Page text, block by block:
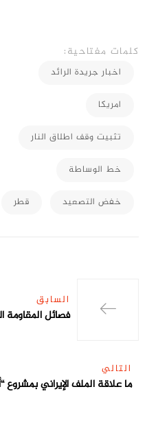
كلمات مفتاحية:
اخبار جريدة الرائد
امريكا
تثبيت وقف اطلاق النار
خط الوساطة
خفض التصعيد قطر
السابق
فصائل المقاومة
التالي
ما علاقة الملف الإيراني بمشروع